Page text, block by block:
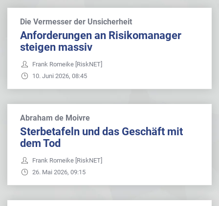
Die Vermesser der Unsicherheit
Anforderungen an Risikomanager
steigen massiv
Frank Romeike [RiskNET]
10. Juni 2026, 08:45
Abraham de Moivre
Sterbetafeln und das Geschäft mit
dem Tod
Frank Romeike [RiskNET]
26. Mai 2026, 09:15